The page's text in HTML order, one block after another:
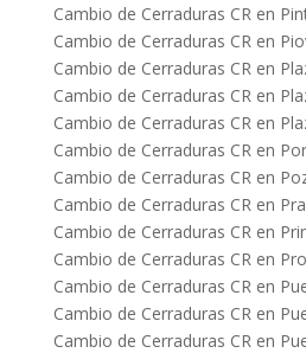
Cambio de Cerraduras CR en
Cambio de Cerraduras CR en
Cambio de Cerraduras CR en
Cambio de Cerraduras CR en
Cambio de Cerraduras CR en
Cambio de Cerraduras CR en
Cambio de Cerraduras CR en
Cambio de Cerraduras CR en
Cambio de Cerraduras CR en
Cambio de Cerraduras CR en
Cambio de Cerraduras CR en
Cambio de Cerraduras CR en
Cambio de Cerraduras CR en